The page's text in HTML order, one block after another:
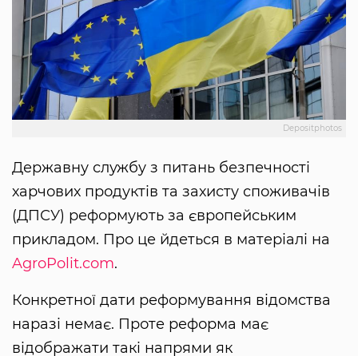
Depositphotos
Державну службу з питань безпечності
харчових продуктів та захисту споживачів
(ДПСУ) реформують за європейським
прикладом. Про це йдеться в матеріалі на
AgroPolit.com.
Конкретної дати реформування відомства
наразі немає. Проте реформа має
відображати такі напрями як